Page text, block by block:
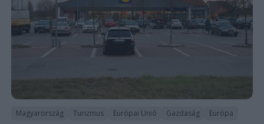
Magyarország Turizmus Európai Unió Gazdaság Európa